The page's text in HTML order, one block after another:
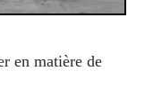
en matière de